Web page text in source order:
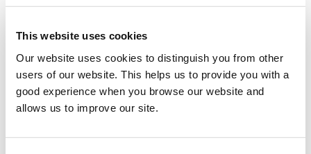
This website uses cookies
Our website uses cookies to distinguish you from other
users of our website. This helps us to provide you with a
good experience when you browse our website and
allows us to improve our site.
a návleky pre ľudí po amputácii od spoločnosti
Össur, globálneho lídra v oblasti inovatívnych